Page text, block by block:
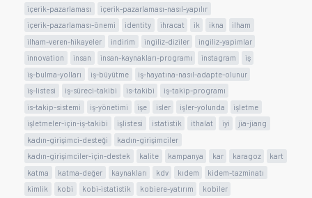
içerik-pazarlaması
içerik-pazarlaması-nasıl-yapılır
içerik-pazarlaması-önemi
identity ihracat ik ikna
ilham
ilham-veren-hikayeler
indirim ingiliz-diziler
ingiliz-yapimlar
innovation
insan insan-kaynakları-programı instagram
iş
iş-bulma-yolları
iş-büyütme
iş-hayatına-nasıl-adapte-olunur
iş-listesi
iş-süreci-takibi is-takibi
iş-takip-programı
is-takip-sistemi
iş-yönetimi işe isler işler-yolunda
işletme
işletmeler-için-iş-takibi
işlistesi istatistik ithalat iyi
jia-jiang
kadın-girişimci-desteği
kadın-girişimciler
kadın-girişimciler-için-destek
kalite kampanya kar karagoz
kart
katma
katma-değer kaynakları kdv kıdem
kidem-tazminatı
kimlik
kobi kobi-istatistik kobiere-yatırım
kobiler